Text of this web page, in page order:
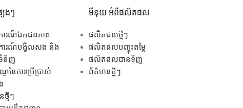
េងៗ
រណ៍ឯកជនភាព
រណ៍បង្វិលសង និង
ទំនិញ
នៃការប្រើប្រាស់
ថ្មីៗ
មីនុយ អំពីផលិតផល
ផលិតផលថ្មីៗ
ផលិតផលបញ្ចុះតម្លៃ
ផលិតផលបានទិញ
ព័ត៌មានថ្មីៗ